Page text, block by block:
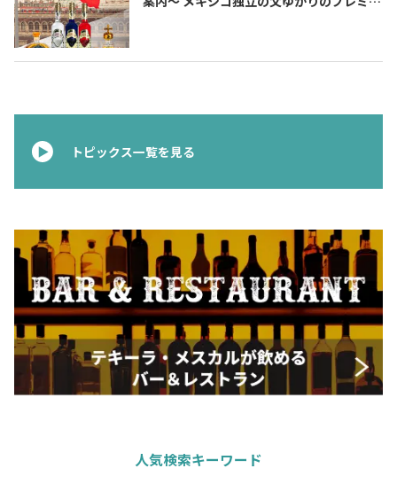
トピックス一覧を見る
人気検索キーワード